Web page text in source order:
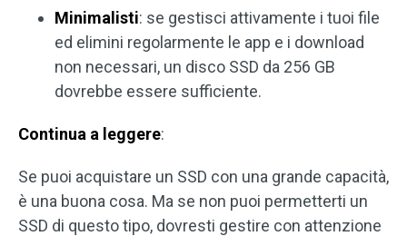
Minimalisti: se gestisci attivamente i tuoi file
ed elimini regolarmente le app e i download
non necessari, un disco SSD da 256 GB
dovrebbe essere sufficiente.
Continua a leggere:
Se puoi acquistare un SSD con una grande capacità,
è una buona cosa. Ma se non puoi permetterti un
SSD di questo tipo, dovresti gestire con attenzione